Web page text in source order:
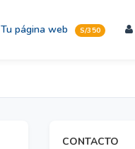
Tu página web S/350
CONTACTO